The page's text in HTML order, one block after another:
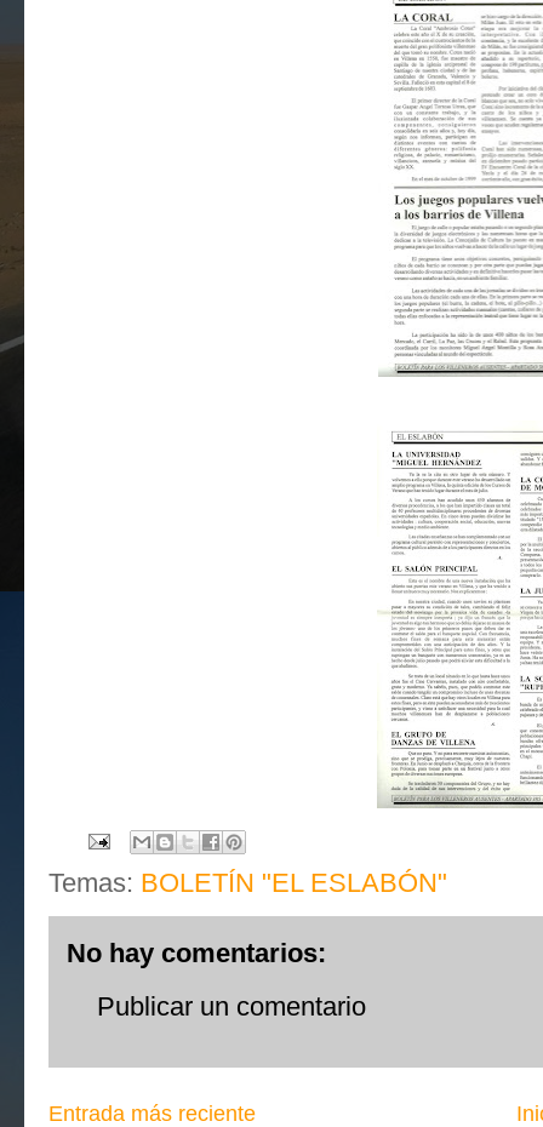
Temas: BOLETÍN "EL ESLABÓN"
No hay comentarios:
Publicar un comentario
Entrada más reciente